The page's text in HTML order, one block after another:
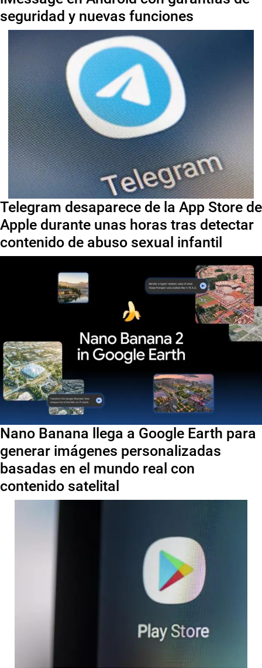
seguridad y nuevas funciones
Telegram desaparece de la App Store de
Apple durante unas horas tras detectar
contenido de abuso sexual infantil
Nano Banana llega a Google Earth para
generar imágenes personalizadas
basadas en el mundo real con
contenido satelital